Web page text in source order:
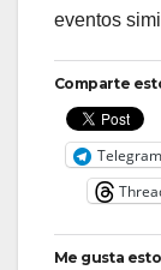
eventos
Comparte
Telegram
Me gusta